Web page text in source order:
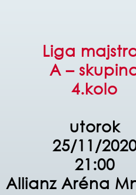
Liga
A –
4.kolo
utorok
25/11/
21:00
Allianz Aréna